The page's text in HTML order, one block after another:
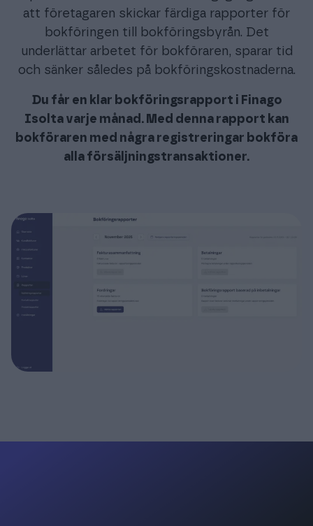
att företagaren skickar färdiga rapporter för
bokföringen till bokföringsbyrån. Det
underlättar arbetet för bokföraren, sparar tid
och sänker således på bokföringskostnaderna.
Du får en klar bokföringsrapport i Finago
Isolta varje månad. Med denna rapport kan
bokföraren med några registreringar bokföra
alla försäljningstransaktioner.